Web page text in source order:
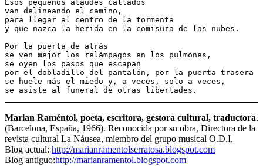
Esos pequeños ataúdes callados
van delineando el camino,
para llegar al centro de la tormenta
y que nazca la herida en la comisura de las nubes.
Por la puerta de atrás
se ven mejor los relámpagos en los pulmones,
se oyen los pasos que escapan
por el dobladillo del pantalón, por la puerta trasera
se huele más el miedo y, a veces, solo a veces,
se asiste al funeral de otras libertades.
Marian Raméntol, poeta, escritora, gestora cultural, traductora.
(Barcelona, España, 1966). Reconocida por su obra, Directora de la
revista cultural La Náusea, miembro del grupo musical O.D.I.
Blog actual: http://marianramentolserratosa.blogspot.com
Blog antiguo:http://marianramentol.blogspot.com